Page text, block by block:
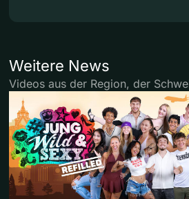
Weitere News
Videos aus der Region, der